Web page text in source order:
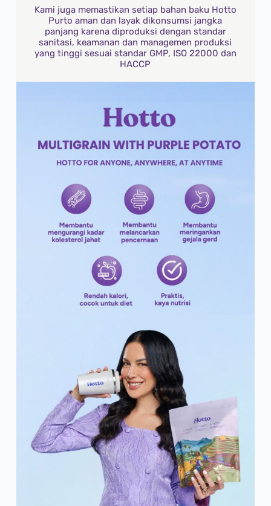
Kami juga memastikan setiap bahan baku Hotto
Purto aman dan layak dikonsumsi jangka
panjang karena diproduksi dengan standar
sanitasi, keamanan dan managemen produksi
yang tinggi sesuai standar GMP, ISO 22000 dan
HACCP